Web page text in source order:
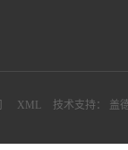
XML 技术支持： 盖